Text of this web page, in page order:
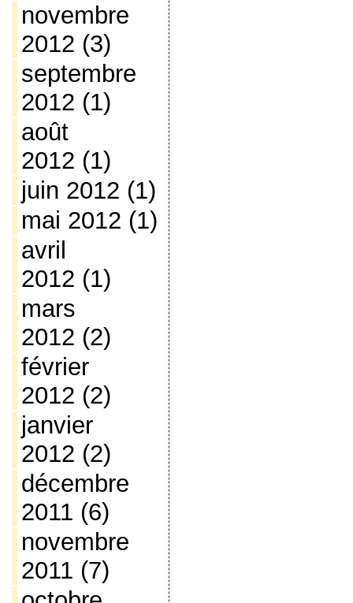
novembre
2012 (3)
septembre
2012 (1)
août
2012 (1)
juin 2012 (1)
mai 2012 (1)
avril
2012 (1)
mars
2012 (2)
février
2012 (2)
janvier
2012 (2)
décembre
2011 (6)
novembre
2011 (7)